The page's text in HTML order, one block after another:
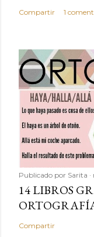
Compartir 1
Publicado por Sarita
14 LIBROS
Compartir